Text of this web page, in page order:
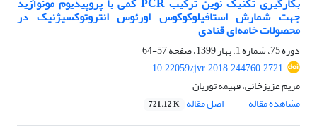
جهت شمارش استافیلوکوکوس اورئوس انتروتوکسیژنیک در
محصولات خامه‌ای قنادی
دوره 75، شماره 1، بهار 1399، صفحه
57-64
10.22059/jvr.2018.244760.2721
مریم عزیزخانی، فهیمه توریان
مشاهده مقاله
اصل مقاله 721.12 K